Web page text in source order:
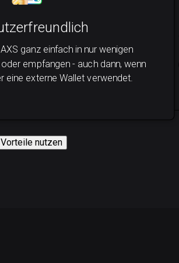
ganz einfach in nur wenigen
empfangen - auch dann, wenn
eine externe Wallet verwendet.
Vorteile nutzen